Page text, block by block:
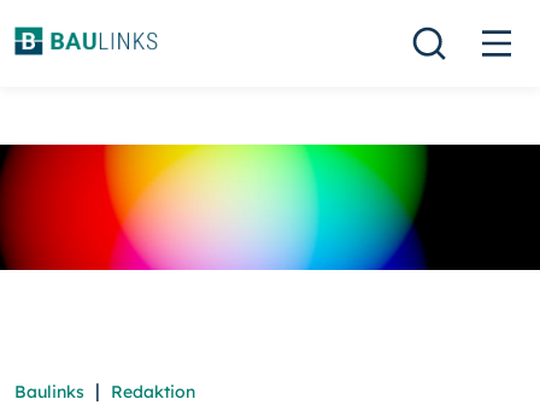
Baulinks | Redaktion